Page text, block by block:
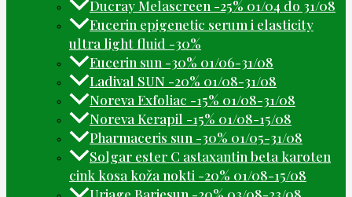
Ducray Melascreen -25% 01/04 do 31/08
Eucerin epigenetic serum i elasticity
ultra light fluid -30%
Eucerin sun -30% 01/06-31/08
Ladival SUN -20% 01/08-31/08
Noreva Exfoliac -15% 01/08-31/08
Noreva Kerapil -15% 01/08-15/08
Pharmaceris sun -30% 01/05-31/08
Solgar ester C astaxantin beta karoten
cink kosa koža nokti -20% 01/08-15/08